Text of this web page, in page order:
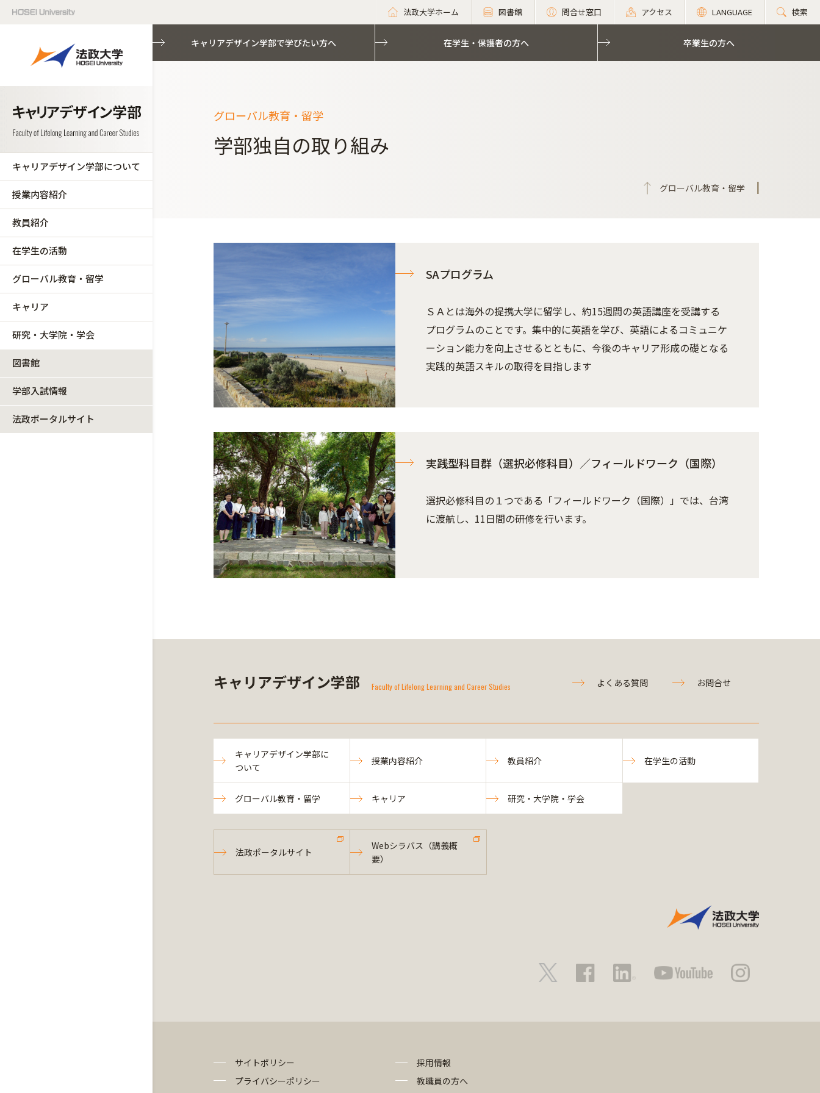
法政大学ホーム 図書館 問合せ窓口 アクセス LANGUAGE 検索
キャリアデザイン学部について
授業内容紹介
教員紹介
在学生の活動
グローバル教育・留学
キャリア
研究・大学院・学会
図書館
学部入試情報
法政ポータルサイト
キャリアデザイン学部で学びたい方へ 在学生・保護者の方へ 卒業生の方へ
グローバル教育・留学
学部独自の取り組み
グローバル教育・留学
SAプログラム
ＳＡとは海外の提携大学に留学し、約15週間の英語講座を受講する
プログラムのことです。集中的に英語を学び、英語によるコミュニケ
ーション能力を向上させるとともに、今後のキャリア形成の礎となる
実践的英語スキルの取得を目指します
実践型科目群（選択必修科目）／フィールドワーク（国際）
選択必修科目の１つである「フィールドワーク（国際）」では、台湾
に渡航し、11日間の研修を行います。
キャリアデザイン学部 Faculty of Lifelong Learning and Career Studies よくある質問 お問合せ
キャリアデザイン学部に
ついて
授業内容紹介 教員紹介 在学生の活動
グローバル教育・留学 キャリア 研究・大学院・学会
法政ポータルサイト
Webシラバス（講義概
要）
サイトポリシー
プライバシーポリシー
採用情報
教職員の方へ